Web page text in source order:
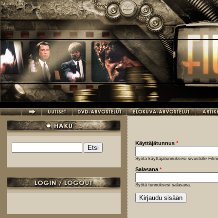
Hyppää pääsisältöön
Hakulomake
Käyttäjätunnus *
Syötä käyttäjätunnuksesi sivustolle
Salasana *
Syötä tunnuksesi salasana.